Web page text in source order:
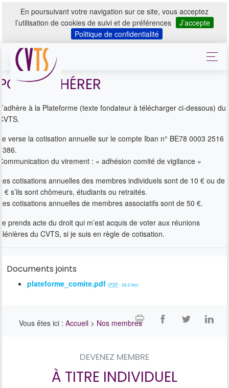
En poursuivant votre navigation sur ce site, vous acceptez
l’utilisation de cookies de suivi et de préférences
J’accepte
Politique de confidentialité
ADHÉRER
à la Plateforme (texte fondateur à télécharger ci-dessous) du
verse la cotisation annuelle sur le compte Iban n° BE78 0003 2516
du virement : « adhésion comité de vigilance »
cotisations annuelles des membres individuels sont de 10 € ou de
€ s’ils sont chômeurs, étudiants ou retraités.
cotisations annuelles de membres associatifs sont de 50 €.
prends acte du droit qui m’est acquis de voter aux réunions
du CVTS, si je suis en règle de cotisation.
Documents joints
plateforme_comite.pdf (PDF-28.2 kio)
Vous êtes ici :Accueil > Nos membres
DEVENEZ MEMBRE
À TITRE INDIVIDUEL